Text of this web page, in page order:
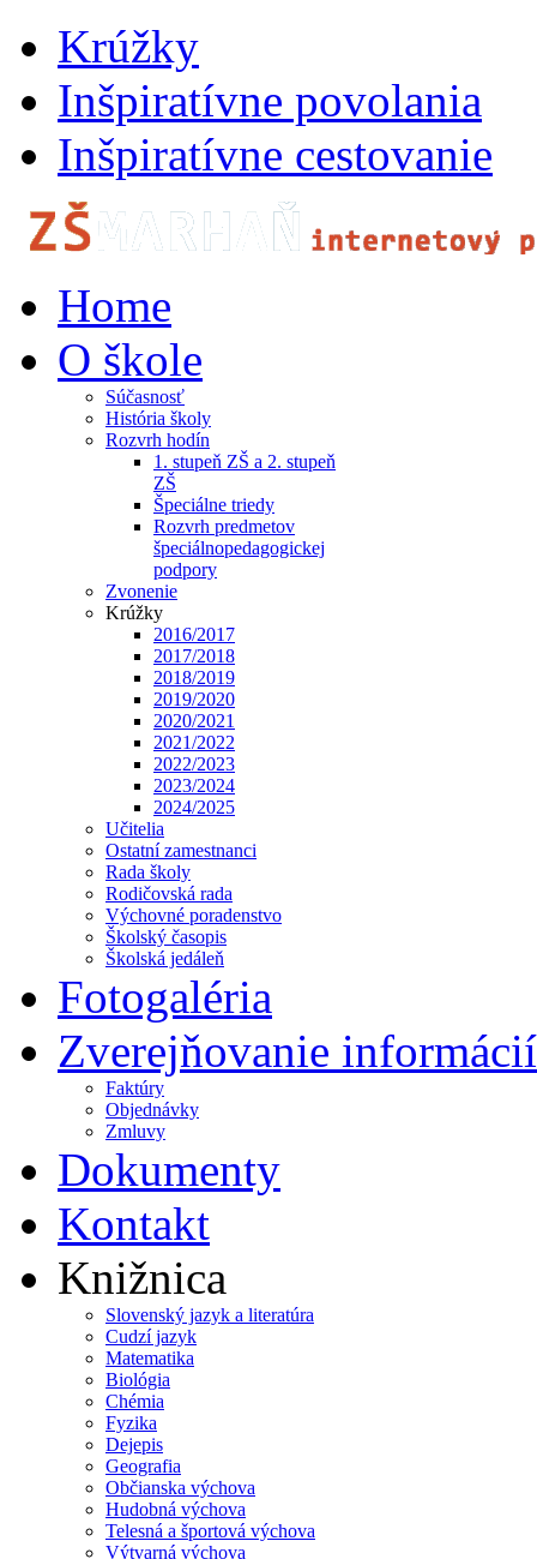
Krúžky
Inšpiratívne povolania
Inšpiratívne cestovanie
Home
O škole
Súčasnosť
História školy
Rozvrh hodín
1. stupeň ZŠ a 2. stupeň
ZŠ
Špeciálne triedy
Rozvrh predmetov
špeciálnopedagogickej
podpory
Zvonenie
Krúžky
2016/2017
2017/2018
2018/2019
2019/2020
2020/2021
2021/2022
2022/2023
2023/2024
2024/2025
Učitelia
Ostatní zamestnanci
Rada školy
Rodičovská rada
Výchovné poradenstvo
Školský časopis
Školská jedáleň
Fotogaléria
Zverejňovanie informácií
Faktúry
Objednávky
Zmluvy
Dokumenty
Kontakt
Knižnica
Slovenský jazyk a literatúra
Cudzí jazyk
Matematika
Biológia
Chémia
Fyzika
Dejepis
Geografia
Občianska výchova
Hudobná výchova
Telesná a športová výchova
Výtvarná výchova